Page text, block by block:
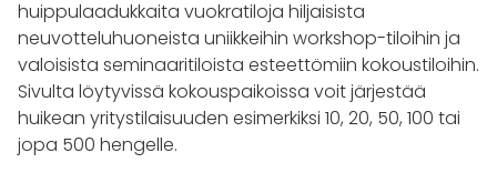
huippulaadukkaita vuokratiloja hiljaisista
neuvotteluhuoneista uniikkeihin workshop-tiloihin ja
valoisista seminaaritiloista esteettömiin kokoustiloihin.
Sivulta löytyvissä kokouspaikoissa voit järjestää
huikean yritystilaisuuden esimerkiksi 10, 20, 50, 100 tai
jopa 500 hengelle.